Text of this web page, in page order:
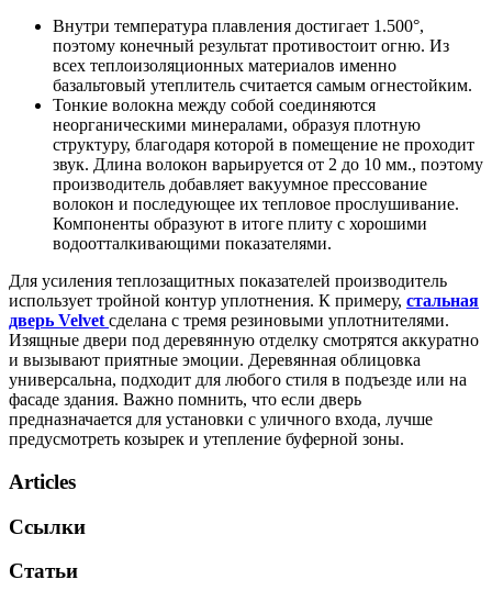
Внутри температура плавления достигает 1.500°,
поэтому конечный результат противостоит огню. Из
всех теплоизоляционных материалов именно
базальтовый утеплитель считается самым огнестойким.
Тонкие волокна между собой соединяются
неорганическими минералами, образуя плотную
структуру, благодаря которой в помещение не проходит
звук. Длина волокон варьируется от 2 до 10 мм., поэтому
производитель добавляет вакуумное прессование
волокон и последующее их тепловое прослушивание.
Компоненты образуют в итоге плиту с хорошими
водоотталкивающими показателями.
Для усиления теплозащитных показателей производитель
использует тройной контур уплотнения. К примеру, стальная
дверь Velvet сделана с тремя резиновыми уплотнителями.
Изящные двери под деревянную отделку смотрятся аккуратно
и вызывают приятные эмоции. Деревянная облицовка
универсальна, подходит для любого стиля в подъезде или на
фасаде здания. Важно помнить, что если дверь
предназначается для установки с уличного входа, лучше
предусмотреть козырек и утепление буферной зоны.
Articles
Ссылки
Статьи